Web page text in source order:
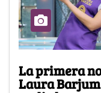
La primera
Laura